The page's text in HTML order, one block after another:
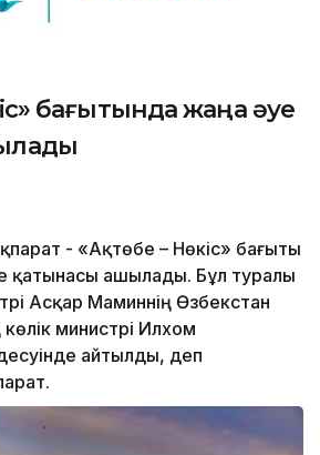
бағытында жаңа әуе
- «Ақтөбе – Нөкіс» бағыты
қатынасы ашылады. Бұл туралы
Асқар Маминнің Өзбекстан
министрі Илхом
айтылды, деп